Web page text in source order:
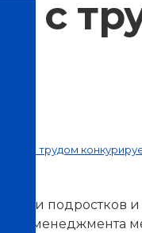
с
с трудом
подростков и
и